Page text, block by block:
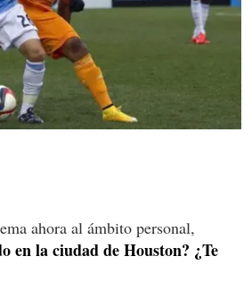
ahora al ámbito personal,
en la ciudad de Houston? ¿Te